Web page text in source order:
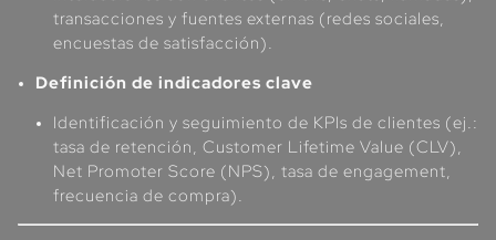
transacciones y fuentes externas (redes sociales,
encuestas de satisfacción).
Definición de indicadores clave
Identificación y seguimiento de KPIs de clientes (ej.:
tasa de retención, Customer Lifetime Value (CLV),
Net Promoter Score (NPS), tasa de engagement,
frecuencia de compra).